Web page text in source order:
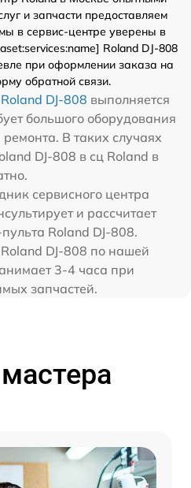
и запчасти предоставляем
в сервис-центре уверены в
Roland DJ-808
при оформлении заказа на
обратной связи.
DJ-808 выполняется
большого оборудования
В таких случаях
DJ-808 в сц Roland в
сервисного центра
и рассчитает
Roland DJ-808.
DJ-808 по нашей
3-4 часа при
запчастей.